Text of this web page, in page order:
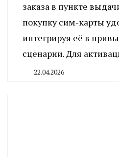
заказа в пункте
покупку сим-карты
интегрируя её в
сценарии. Для
22.04.2026